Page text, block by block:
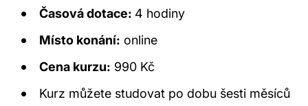
Časová dotace: 4 hodiny
Místo konání: online
Cena kurzu: 990 Kč
Kurz můžete studovat po dobu šesti měsíců